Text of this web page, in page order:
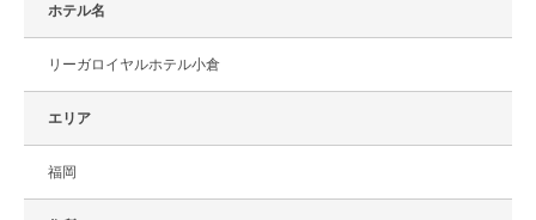
ホテル名
リーガロイヤルホテル小倉
エリア
福岡